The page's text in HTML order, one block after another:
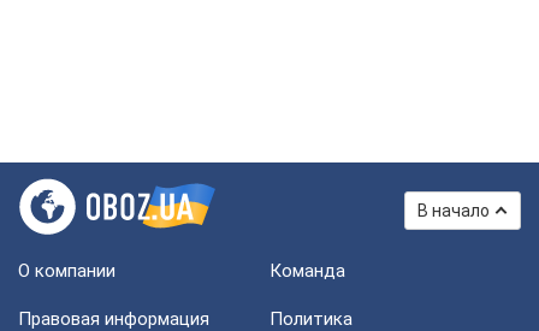
В начало
О компании Команда
Правовая информация
Политика